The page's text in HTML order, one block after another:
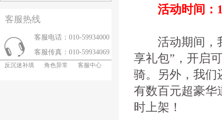
客服热线
客服电话：010-59934000
客服传真：010-59934069
反沉迷补填 角色异常 客服中心
活动时间：
活动期间，我
享礼包”，开启
骑。另外，我们
有数百元超豪华
时上架！